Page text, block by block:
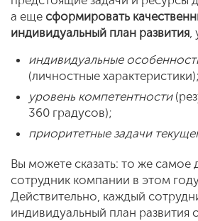
а еще сформировать
индивидуальный план развития,
индивидуальные
(личностные характеристики);
уровень компетентности
360 градусов);
приоритетные задачи
Вы можете сказать: то же самое
сотрудник компании в этом
Действительно, каждый
индивидуальный план развития